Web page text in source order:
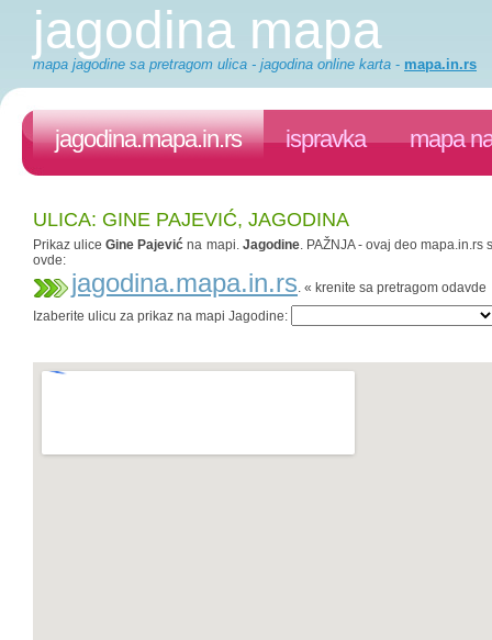
jagodina mapa
mapa jagodine sa pretragom ulica - jagodina online karta - mapa.in.rs
jagodina.mapa.in.rs ispravka mapa
ULICA: GINE PAJEVIĆ, JAGODINA
Prikaz uliceGine Pajević na mapi. Jagodine. PAŽNJA - ovaj deo
ovde:
jagodina.mapa.in.rs. « krenite sa pretragom odavde
Izaberite ulicu za prikaz na mapi Jagodine: